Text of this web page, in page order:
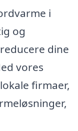
i
og
dine
vores
firmaer,